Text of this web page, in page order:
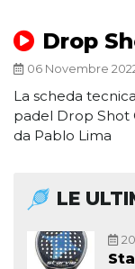
Drop
06 Novembre
La scheda
padel Drop Shot
da Pablo Lima
LE